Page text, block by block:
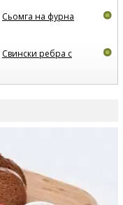
Сьомга на фурна
Свински ребра с